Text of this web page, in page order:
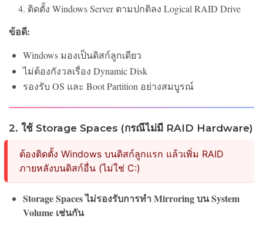
ติดตั้ง Windows Server ตามปกติลง Logical RAID Drive
ข้อดี:
Windows มองเป็นดิสก์ลูกเดียว
ไม่ต้องกังวลเรื่อง Dynamic Disk
รองรับ OS และ Boot Partition อย่างสมบูรณ์
2. ใช้ Storage Spaces (กรณีไม่มี RAID Hardware)
ต้องติดตั้ง Windows บนดิสก์ลูกแรก แล้วเพิ่ม RAID
ภายหลังบนดิสก์อื่น (ไม่ใช่ C:)
Storage Spaces ไม่รองรับการทำ Mirroring บน System
Volume เช่นกัน